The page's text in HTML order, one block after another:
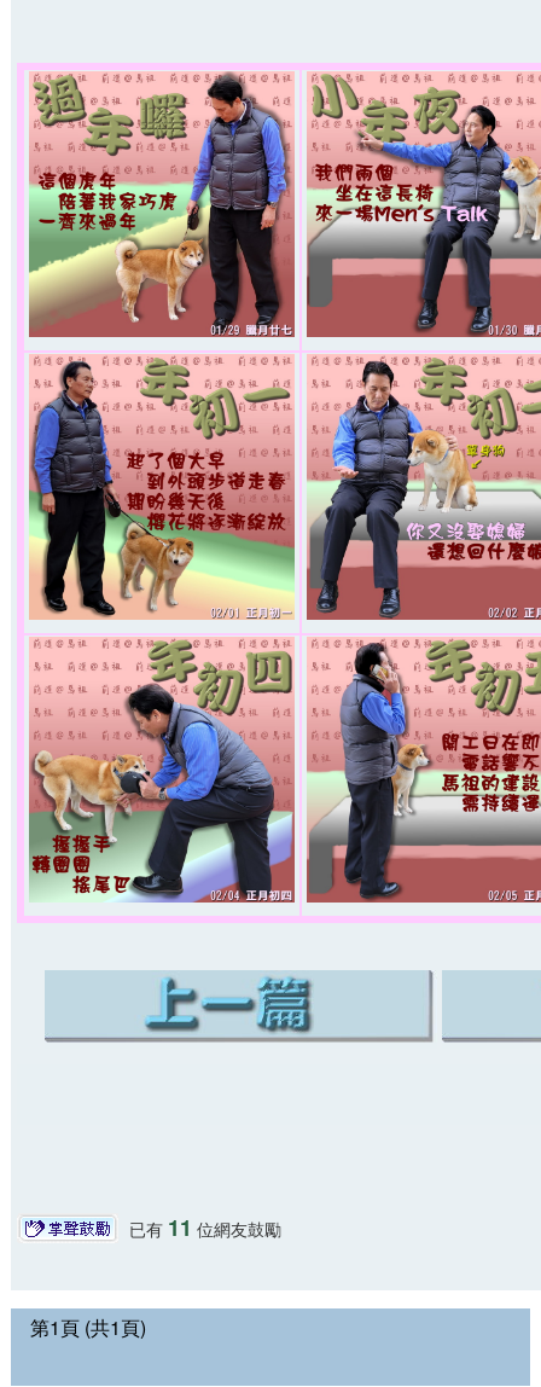
已有 11 位網友鼓勵
第1頁 (共1頁)